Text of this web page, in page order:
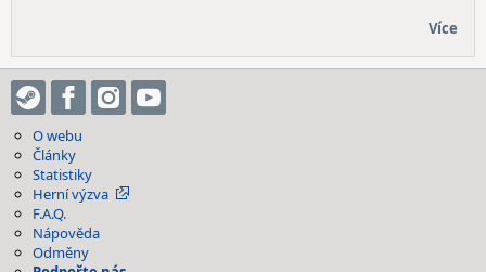
Více
O webu
Články
Statistiky
Herní výzva
F.A.Q.
Nápověda
Odměny